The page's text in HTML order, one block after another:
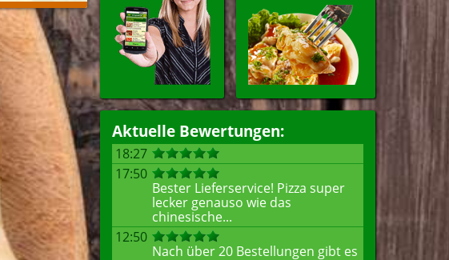
Aktuelle Bewertungen:
18:27
17:50
Bester Lieferservice! Pizza super
lecker genauso wie das
chinesische...
12:50
Nach über 20 Bestellungen gibt es